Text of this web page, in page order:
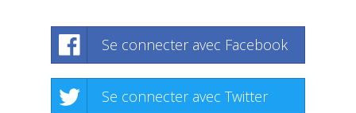
Se connecter avec Facebook
Se connecter avec Twitter